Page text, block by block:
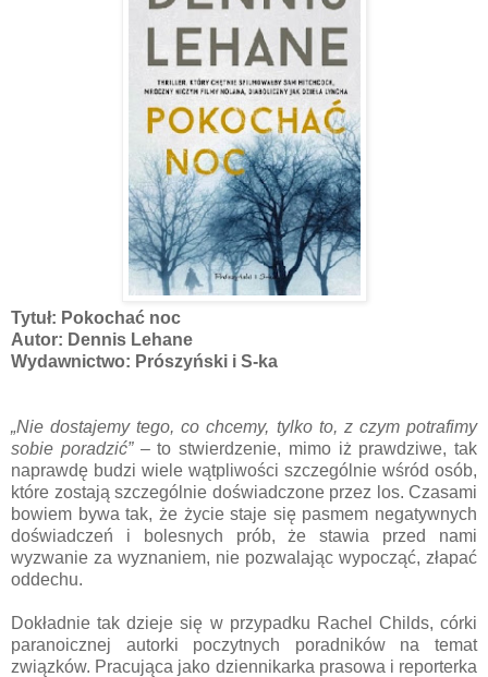
Tytuł: Pokochać noc
Autor: Dennis Lehane
Wydawnictwo: Prószyński i S-ka
„Nie dostajemy tego, co chcemy, tylko to, z czym potrafimy
sobie poradzić”– to stwierdzenie, mimo iż prawdziwe, tak
naprawdę budzi wiele wątpliwości szczególnie wśród osób,
które zostają szczególnie doświadczone przez los. Czasami
bowiem bywa tak, że życie staje się pasmem negatywnych
doświadczeń i bolesnych prób, że stawia przed nami
wyzwanie za wyznaniem, nie pozwalając wypocząć, złapać
oddechu.
Dokładnie tak dzieje się w przypadku Rachel Childs, córki
paranoicznej autorki poczytnych poradników na temat
związków. Pracująca jako dziennikarka prasowa i reporterka